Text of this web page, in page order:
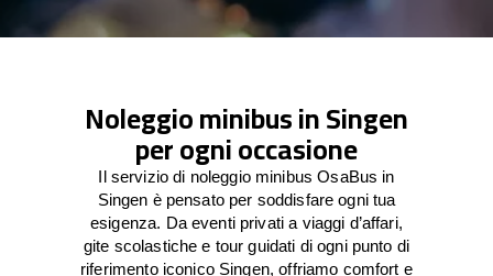
Noleggio minibus in Singen
per ogni occasione
Il servizio di noleggio minibus OsaBus in
Singen è pensato per soddisfare ogni tua
esigenza. Da eventi privati a viaggi d’affari,
gite scolastiche e tour guidati di ogni punto di
riferimento iconico Singen, offriamo comfort e